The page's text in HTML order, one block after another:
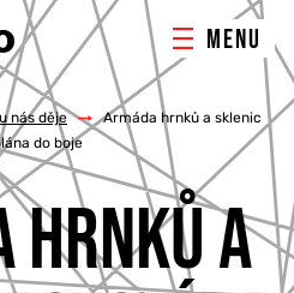
MENU
& ŠKOLENÍ
nás děje /
Armáda hrnků a sklenic
do boje
HRNKŮ A